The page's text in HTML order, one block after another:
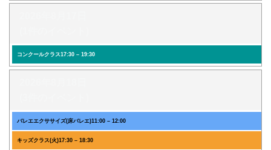
コンクールクラス17:30 – 19:30
バレエエクササイズ(床バレエ)11:00 – 12:00
キッズクラス(火)17:30 – 18:30